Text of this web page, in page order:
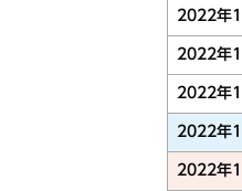
2022年
2022年
2022年
2022年
2022年